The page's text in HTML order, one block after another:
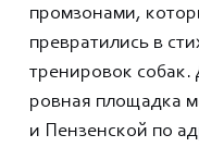
промзонами,
превратились в
тренировок собак.
ровная площадка
и Пензенской по